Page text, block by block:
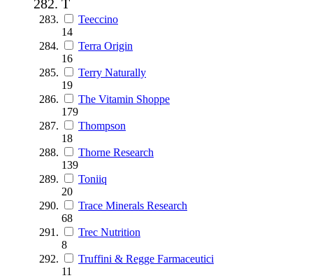
T
Teeccino
14
Terra Origin
16
Terry Naturally
19
The Vitamin Shoppe
179
Thompson
18
Thorne Research
139
Toniiq
20
Trace Minerals Research
68
Trec Nutrition
8
Truffini & Regge Farmaceutici
11